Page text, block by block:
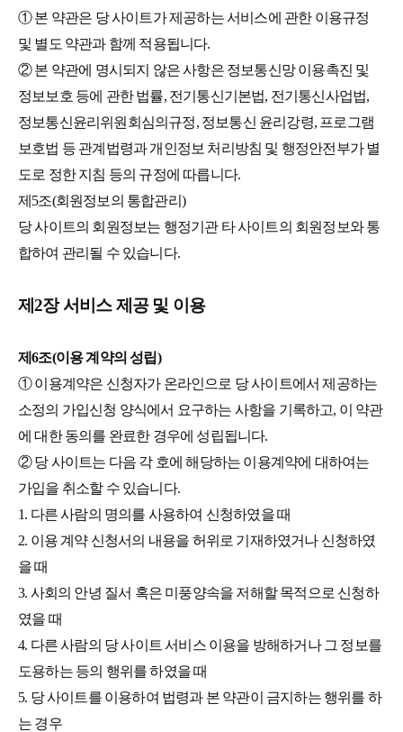
① 본 약관은 당 사이트가 제공하는 서비스에 관한 이용규정
및 별도 약관과 함께 적용됩니다.
② 본 약관에 명시되지 않은 사항은 정보통신망 이용촉진 및
정보보호 등에 관한 법률, 전기통신기본법, 전기통신사업법,
정보통신윤리위원회심의규정, 정보통신 윤리강령, 프로그램
보호법 등 관계법령과 개인정보 처리방침 및 행정안전부가 별
도로 정한 지침 등의 규정에 따릅니다.
제5조(회원정보의 통합관리)
당 사이트의 회원정보는 행정기관 타 사이트의 회원정보와 통
합하여 관리될 수 있습니다.
제2장 서비스 제공 및 이용
제6조(이용 계약의 성립)
① 이용계약은 신청자가 온라인으로 당 사이트에서 제공하는
소정의 가입신청 양식에서 요구하는 사항을 기록하고, 이 약관
에 대한 동의를 완료한 경우에 성립됩니다.
② 당 사이트는 다음 각 호에 해당하는 이용계약에 대하여는
가입을 취소할 수 있습니다.
1. 다른 사람의 명의를 사용하여 신청하였을 때
2. 이용 계약 신청서의 내용을 허위로 기재하였거나 신청하였
을 때
3. 사회의 안녕 질서 혹은 미풍양속을 저해할 목적으로 신청하
였을 때
4. 다른 사람의 당 사이트 서비스 이용을 방해하거나 그 정보를
도용하는 등의 행위를 하였을 때
5. 당 사이트를 이용하여 법령과 본 약관이 금지하는 행위를 하
는 경우